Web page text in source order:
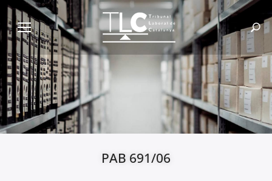
PAB 691/06